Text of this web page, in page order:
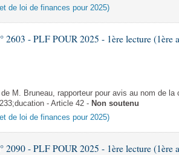
de loi de finances pour 2025)
2603 - PLF POUR 2025 - 1ère lecture (1ère
M. Bruneau, rapporteur pour avis au nom de
- Article 42 - Non soutenu
de loi de finances pour 2025)
2090 - PLF POUR 2025 - 1ère lecture (1ère